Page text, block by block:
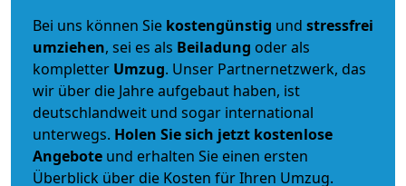
Bei uns können Sie kostengünstig und stressfrei
umziehen, sei es als Beiladung oder als
kompletter Umzug. Unser Partnernetzwerk, das
wir über die Jahre aufgebaut haben, ist
deutschlandweit und sogar international
unterwegs. Holen Sie sich jetzt kostenlose
Angebote und erhalten Sie einen ersten
Überblick über die Kosten für Ihren Umzug.